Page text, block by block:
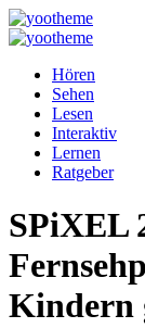
Hören
Sehen
Lesen
Interaktiv
Lernen
Ratgeber
SPiXEL
Kindern